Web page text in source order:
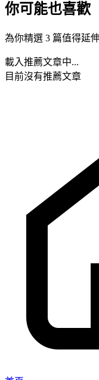
你可能也喜歡
為你精選 3 篇值得延
載入推薦文章中...
目前沒有推薦文章